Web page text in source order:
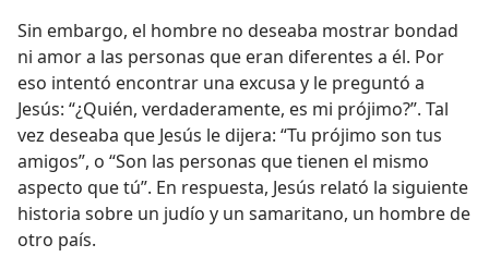
Sin embargo, el hombre no deseaba mostrar bondad
ni amor a las personas que eran diferentes a él. Por
eso intentó encontrar una excusa y le preguntó a
Jesús: “¿Quién, verdaderamente, es mi prójimo?”. Tal
vez deseaba que Jesús le dijera: “Tu prójimo son tus
amigos”, o “Son las personas que tienen el mismo
aspecto que tú”. En respuesta, Jesús relató la siguiente
historia sobre un judío y un samaritano, un hombre de
otro país.